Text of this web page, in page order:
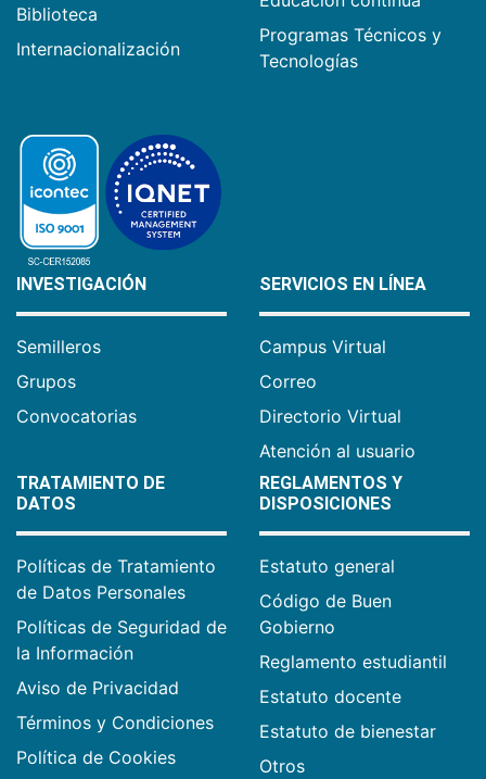
Biblioteca
Internacionalización
Programas Técnicos y
Tecnologías
INVESTIGACIÓN
Semilleros
Grupos
Convocatorias
SERVICIOS EN LÍNEA
Campus Virtual
Correo
Directorio Virtual
Atención al usuario
TRATAMIENTO DE
DATOS
Políticas de Tratamiento
de Datos Personales
Políticas de Seguridad de
la Información
Aviso de Privacidad
Términos y Condiciones
Política de Cookies
REGLAMENTOS Y
DISPOSICIONES
Estatuto general
Código de Buen
Gobierno
Reglamento estudiantil
Estatuto docente
Estatuto de bienestar
Otros